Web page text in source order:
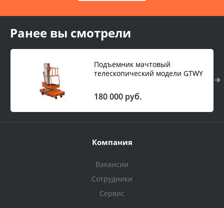
Ранее вы смотрели
Подъемник мачтовый
телескопический модели GTWY
180 000 руб.
Компания
Вакансии
Сотрудники
Сервис